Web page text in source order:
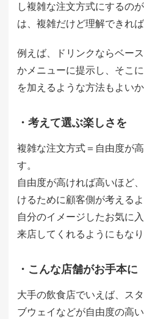
し複雑な注文方式にするの
は、複雑だけど理解できれ
例えば、ドリンクならベー
かメニューに提示し、そこ
を加えるような方法もよい
・考えて選ぶ楽しさを
複雑な注文方式＝自由度が
す。
自由度が高ければ高いほど
けるために顧客側が考える
自分のイメージしたお気に
来店してくれるようにもなり
・こんな店舗がお手本に
大手の飲食店でいえば、ス
ブウェイなどが自由度の高